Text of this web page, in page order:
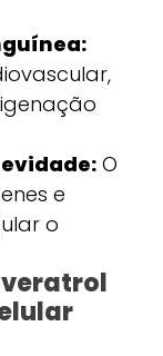
O
e
o